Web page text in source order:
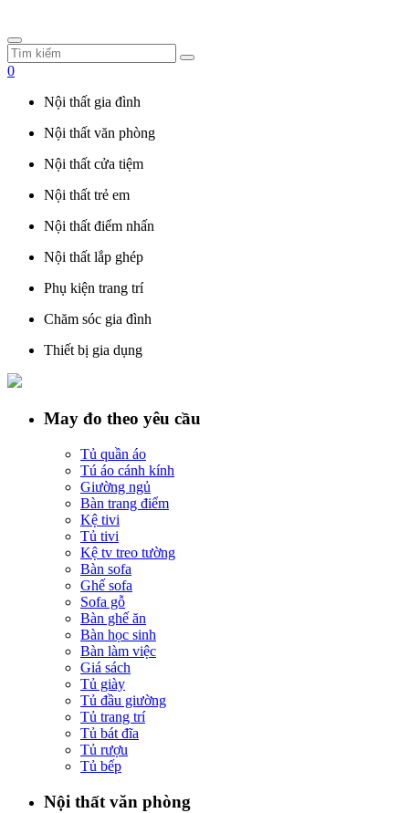
0
Nội thất gia đình
Nội thất văn phòng
Nội thất cửa tiệm
Nội thất trẻ em
Nội thất điểm nhấn
Nội thất lắp ghép
Phụ kiện trang trí
Chăm sóc gia đình
Thiết bị gia dụng
May đo theo yêu cầu
Tủ quần áo
Tú áo cánh kính
Giường ngủ
Bàn trang điểm
Kệ tivi
Tủ tivi
Kệ tv treo tường
Bàn sofa
Ghế sofa
Sofa gỗ
Bàn ghế ăn
Bàn học sinh
Bàn làm việc
Giá sách
Tủ giày
Tủ đầu giường
Tủ trang trí
Tủ bát đĩa
Tủ rượu
Tủ bếp
Nội thất văn phòng